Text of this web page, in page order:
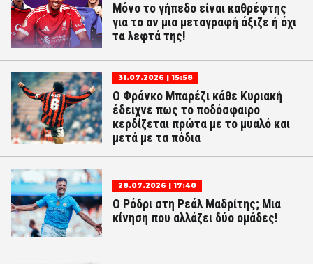
Μόνο το γήπεδο είναι καθρέφτης
για το αν μια μεταγραφή άξιζε ή όχι
τα λεφτά της!
31.07.2026 | 15:58
Ο Φράνκο Μπαρέζι κάθε Κυριακή
έδειχνε πως το ποδόσφαιρο
κερδίζεται πρώτα με το μυαλό και
μετά με τα πόδια
28.07.2026 | 17:40
Ο Ρόδρι στη Ρεάλ Μαδρίτης; Μια
κίνηση που αλλάζει δύο ομάδες!